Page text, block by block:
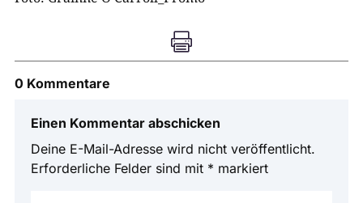

0 Kommentare
Einen Kommentar abschicken
Deine E-Mail-Adresse wird nicht veröffentlicht.
Erforderliche Felder sind mit * markiert